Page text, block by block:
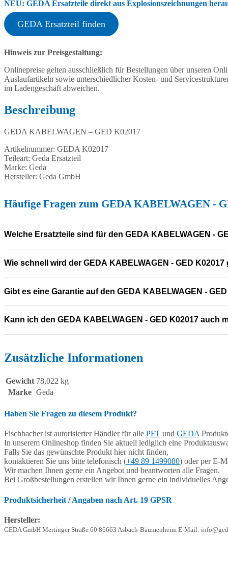
NEU: GEDA Ersatzteile direkt aus Explosionszeichnungen
GEDA Ersatzteil finden
Hinweis zur Preisgestaltung:
Onlinepreise gelten ausschließlich für Bestellungen über unseren
Auslaufartikeln sowie unterschiedlicher Kosten- und
im Ladengeschäft abweichen.
Beschreibung
GEDA KABELWAGEN – GED K02017
Artikelnummer: GEDA K02017
Teileart: Geda Ersatzteil
Marke: Geda
Hersteller: Geda GmbH
Häufige Fragen zum GEDA KABELWAGEN -
Welche Ersatzteile sind für den GEDA KABELWAGEN -
Wie schnell wird der GEDA KABELWAGEN - GED K02017
Gibt es eine Garantie auf den GEDA KABELWAGEN -
Kann ich den GEDA KABELWAGEN - GED K02017 auch
Zusätzliche Informationen
Gewicht 78,022 kg
Marke Geda
Haben Sie Fragen zu diesem Produkt?
Fischbacher ist autorisierter Händler für alle PFT und GEDA
In unserem Onlineshop finden Sie aktuell lediglich eine
Falls Sie das gewünschte Produkt hier nicht finden,
kontaktieren Sie uns bitte telefonisch (+49 89 1499080) oder per E-
Wir machen Ihnen gerne ein Angebot und beantworten alle Fragen.
Bei Großbestellungen erstellen wir Ihnen gerne ein individuelles
Produktsicherheit / Angaben nach Art. 19 GPSR
Hersteller:
GEDA GmbH Mertinger Straße 60 86663 Asbach-Bäumenheim E-Mail: